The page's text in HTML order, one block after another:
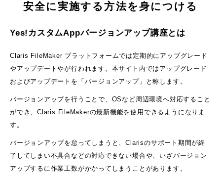
安全に実施する方法を身につける
Yes!カスタムAppバージョンアップ講座とは
Claris FileMaker プラットフォームでは定期的にアップグレード
やアップデートやが行われます。本サイト内ではアップグレード
およびアップデートを「バージョンアップ」と称します。
バージョンアップを行うことで、OSなど周辺環境へ対応すること
ができ、Claris FileMakerの最新機能を使用できるようになりま
す。
バージョンアップを怠ってしまうと、Clarisのサポート期間が終
了してしまい不具合などの対応できない場合や、いざバージョン
アップするに作業工数がかかってしまうことがあります。